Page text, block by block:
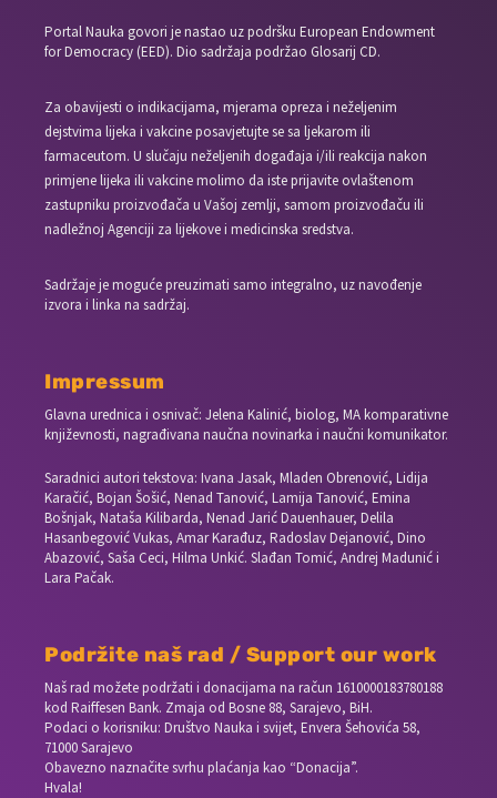
Portal Nauka govori je nastao uz podršku European Endowment
for Democracy (EED). Dio sadržaja podržao Glosarij CD.
Za obavijesti o indikacijama, mjerama opreza i neželjenim
dejstvima lijeka i vakcine posavjetujte se sa ljekarom ili
farmaceutom. U slučaju neželjenih događaja i/ili reakcija nakon
primjene lijeka ili vakcine molimo da iste prijavite ovlaštenom
zastupniku proizvođača u Vašoj zemlji, samom proizvođaču ili
nadležnoj Agenciji za lijekove i medicinska sredstva.
Sadržaje je moguće preuzimati samo integralno, uz navođenje
izvora i linka na sadržaj.
Impressum
Glavna urednica i osnivač: Jelena Kalinić, biolog, MA komparativne
književnosti, nagrađivana naučna novinarka i naučni komunikator.
Saradnici autori tekstova: Ivana Jasak, Mladen Obrenović, Lidija
Karačić, Bojan Šošić, Nenad Tanović, Lamija Tanović, Emina
Bošnjak, Nataša Kilibarda, Nenad Jarić Dauenhauer, Delila
Hasanbegović Vukas, Amar Karađuz, Radoslav Dejanović, Dino
Abazović, Saša Ceci, Hilma Unkić. Slađan Tomić, Andrej Madunić i
Lara Pačak.
Podržite naš rad / Support our work
Naš rad možete podržati i donacijama na račun 1610000183780188
kod Raiffesen Bank. Zmaja od Bosne 88, Sarajevo, BiH.
Podaci o korisniku: Društvo Nauka i svijet, Envera Šehovića 58,
71000 Sarajevo
Obavezno naznačite svrhu plaćanja kao “Donacija”.
Hvala!